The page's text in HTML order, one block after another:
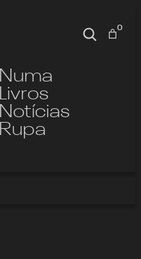
Pesquisa0
Numa
Livros
Notícias
Rupa